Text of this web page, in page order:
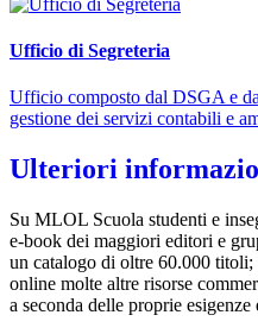
Ufficio di Segreteria
Ufficio composto dal DSGA e
gestione dei servizi contabili e
Ulteriori
Su MLOL Scuola studenti e
e-book dei maggiori editori e
un catalogo di oltre 60.000 titoli;
online molte altre risorse
a seconda delle proprie